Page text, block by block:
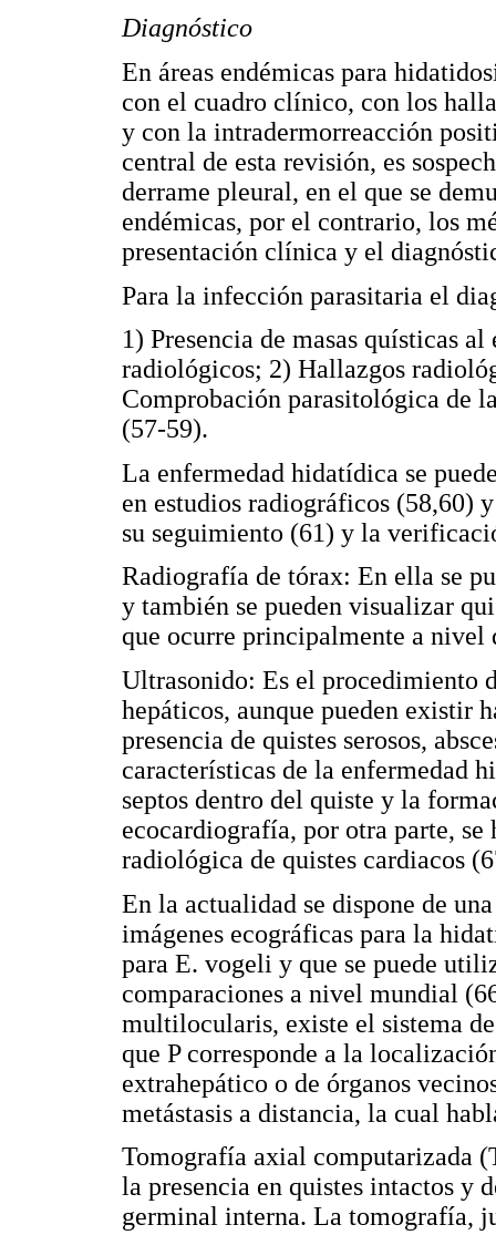
Diagnóstico
En áreas endémicas para
con el cuadro clínico, con los
y con la intradermorreacción
central de esta revisión, es
derrame pleural, en el que se
endémicas, por el contrario, los
presentación clínica y el
Para la infección parasitaria el
1) Presencia de masas quísticas
radiológicos; 2) Hallazgos
Comprobación parasitológica de
(57-59).
La enfermedad hidatídica se
en estudios radiográficos (58,60)
su seguimiento (61) y la
Radiografía de tórax: En ella se
y también se pueden visualizar
que ocurre principalmente a nivel
Ultrasonido: Es el procedimiento
hepáticos, aunque pueden existir
presencia de quistes serosos,
características de la enfermedad
septos dentro del quiste y la
ecocardiografía, por otra parte,
radiológica de quistes cardiacos
En la actualidad se dispone de
imágenes ecográficas para la
para E. vogeli y que se puede
comparaciones a nivel mundial
multilocularis, existe el sistema
que P corresponde a la
extrahepático o de órganos
metástasis a distancia, la cual
Tomografía axial computarizada
la presencia en quistes intactos y
germinal interna. La tomografía,